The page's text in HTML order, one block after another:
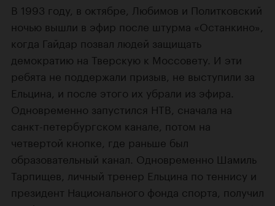
В 1993 году, в октябре, Любимов и Политковский
ночью вышли в эфир после штурма «Останкино»,
когда Гайдар позвал людей защищать
демократию на Тверскую к Моссовету. И эти
ребята не поддержали призыв, не выступили за
Ельцина, и после этого их убрали из эфира.
Одновременно запустился НТВ, сначала на
санкт-петербургском канале, потом на
четвертой кнопке, где раньше был
образовательный канал. Одновременно Шамиль
Тарпищев, личный тренер Ельцина по теннису и
президент Национального фонда спорта, получил